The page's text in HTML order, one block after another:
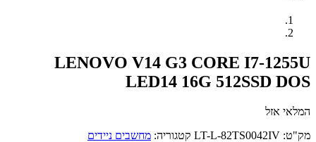
LENOVO V14 G3 CORE I7-1255U
LED14 16G 512SSD DOS
המלאי אזל
מק"ט: LT-L-82TS0042IV קטגוריה: מחשבים ניידים